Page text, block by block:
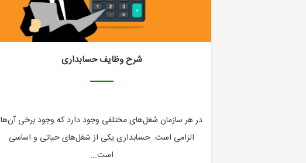
شرح وظایف حسابداری
در هر سازمان شغل‌های مختلفی وجود دارد که وجود برخی آن‌ها
الزامی است. حسابداری یکی از شغل‌های حیاتی و اساسی
است...